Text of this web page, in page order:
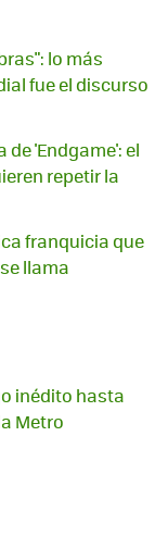
lo más
fue el discurso
'Endgame': el
repetir la
franquicia que
llama
inédito hasta
Metro